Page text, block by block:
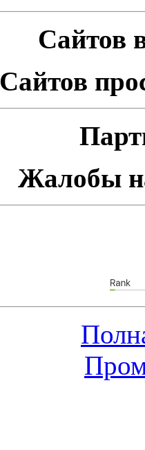
Сайтов
Сайтов
Жалобы